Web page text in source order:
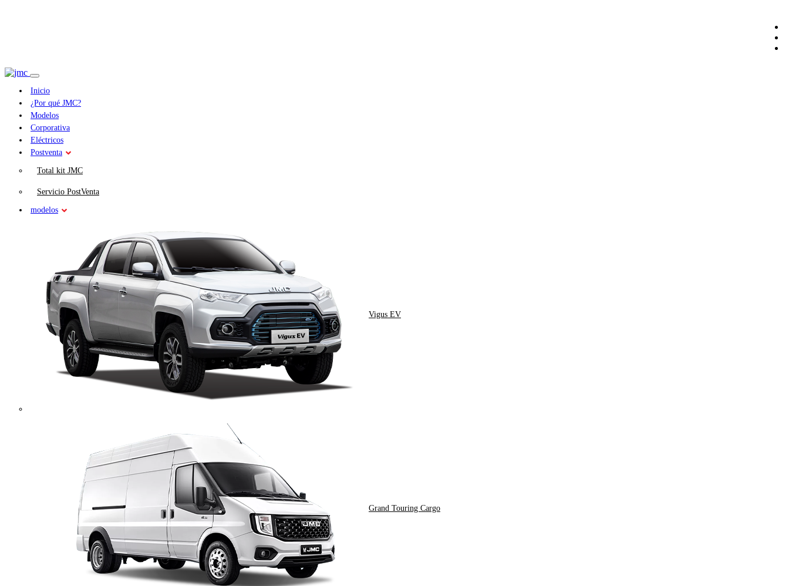
Inicio
¿Por qué JMC?
Modelos
Corporativa
Eléctricos
Postventa
Total kit JMC
Servicio PostVenta
modelos
Vigus EV
Grand Touring Cargo